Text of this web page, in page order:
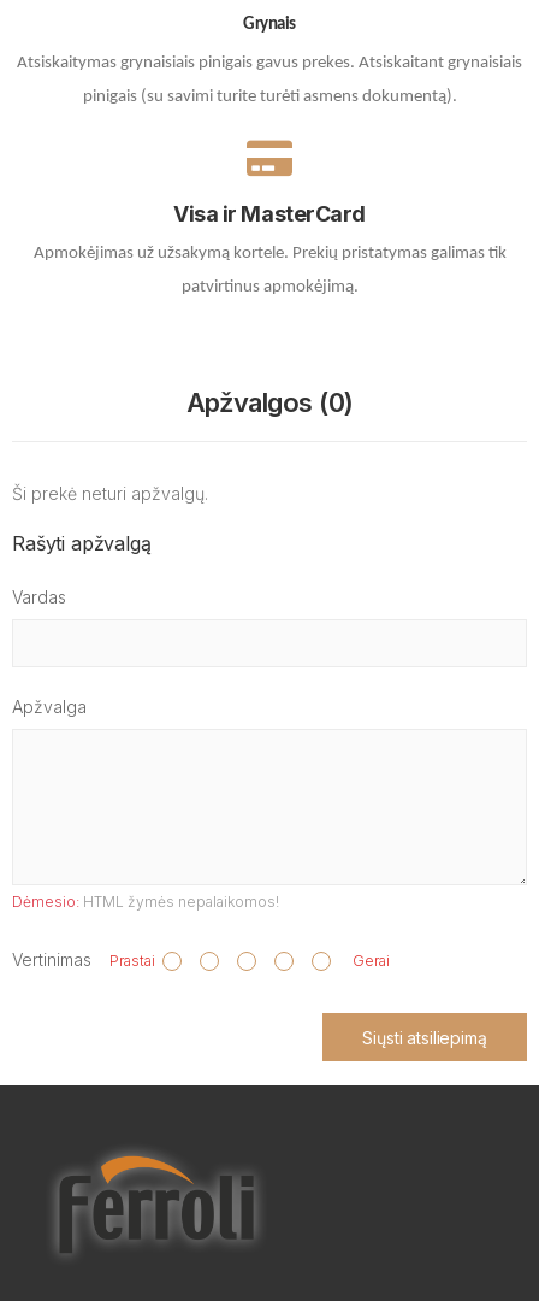
Grynais
Atsiskaitymas grynaisiais pinigais gavus prekes. Atsiskaitant grynaisiais
pinigais (su savimi turite turėti asmens dokumentą).
Visa ir MasterCard
Apmokėjimas už užsakymą kortele. Prekių pristatymas galimas tik
patvirtinus apmokėjimą.
Apžvalgos (0)
Ši prekė neturi apžvalgų.
Rašyti apžvalgą
Vardas
Apžvalga
Dėmesio: HTML žymės nepalaikomos!
Vertinimas Prastai Gerai
Siųsti atsiliepimą